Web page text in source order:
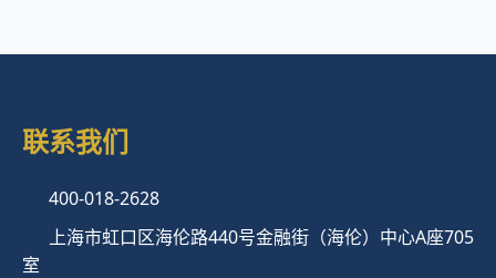
联系我们
400-018-2628
上海市虹口区海伦路440号金融街（海伦）中心A座705
室